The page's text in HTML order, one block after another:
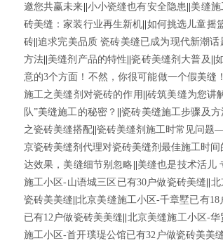
邀您共赢未来 小小瓷缝也有安全隐患 美缝施
砖美缝：家装行业再生新机 如何挑选儿童摇
砖|| 追求完美品质 瓷砖美缝已成为现代新潮话
方法|| 美缝剂产品的特性 ||瓷砖美缝剂大普及
意的3个方面！不然，你很可能做一个假美缝！
施工之美缝剂对瓷砖的作用 砖筑美缝为您讲
队”美缝施工的秘密？ ||瓷砖美缝施工步骤及方
之瓷砖美缝搭配|| 瓷砖美缝剂施工时常见问题
京瓷砖美缝剂代理对瓷砖美缝剂最佳施工时间
达效果，美缝细节别忽略 美缝也是技术活儿
施工小区-山语城三区已有30户做瓷砖美缝 北
瓷砖美美缝 ||北京美缝施工小区-千章墅已有18
已有12户做瓷砖美美缝 北京美缝施工小区-
施工小区-首开璞瑅公馆已有32户做瓷砖美美